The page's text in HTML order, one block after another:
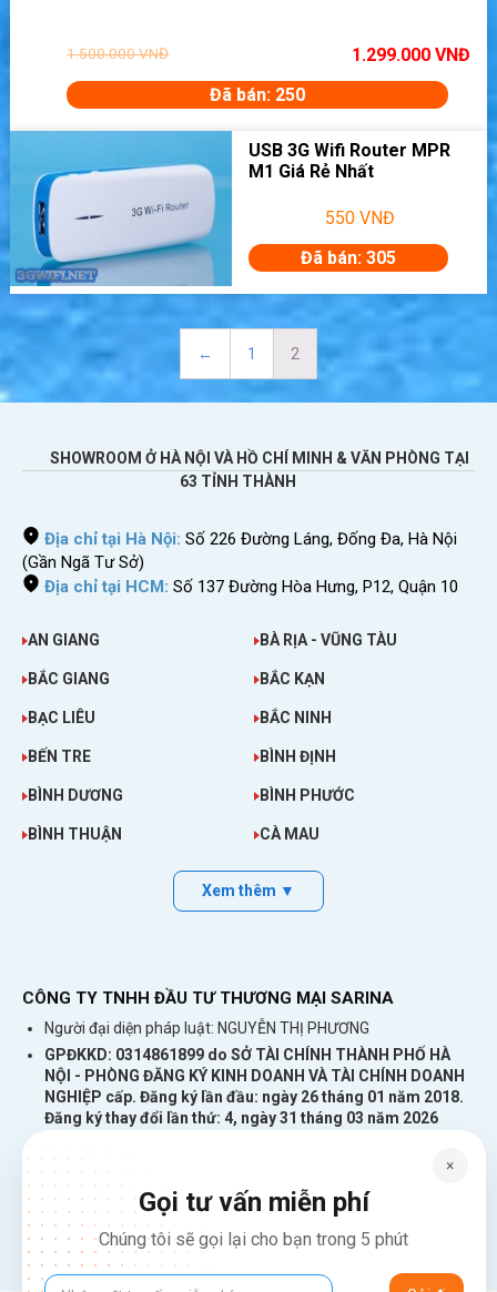
12. Bộ phát wifi từ sim 4G Alcatel HH70 tốc
độ 300 Mbps, có cổng lan
Giá ưu đãi ngay hôm nay: 1.990.000đ
Bảo hành 12 tháng lỗi 1 đổi 1
> Xem chi tiết tại: Alcatel HH70
13. Bộ phát wifi Alcatel 5GEE Wifi
Giá ưu đãi ngay hôm nay: 6.990.000đ
Bảo hành 12 tháng lỗi 1 đổi 1
> Xem chi tiết tại: Alcatel 5GEE Wifi
14. Cục phát wifi 5G HTC Hub
Giá ưu đãi ngay hôm nay:8.990.000đ
Bảo hành 12 tháng lỗi 1 đổi 1
> Xem chi tiết tại: HTC 5G Hub
1.500.000VNĐ 1.299.000 VNĐ
Đã bán: 250
USB 3G Wifi Router MPR
M1 Giá Rẻ Nhất
550 VNĐ
Đã bán: 305
← 1 2
SHOWROOM Ở HÀ NỘI VÀ HỒ CHÍ MINH & VĂN PHÒNG TẠI
63 TỈNH THÀNH
Địa chỉ tại Hà Nội: Số 226 Đường Láng, Đống Đa, Hà Nội
(Gần Ngã Tư Sở)
Địa chỉ tại HCM: Số 137 Đường Hòa Hưng, P12, Quận 10
AN GIANG BÀ RỊA - VŨNG TÀU
BẮC GIANG BẮC KẠN
BẠC LIÊU BẮC NINH
BẾN TRE BÌNH ĐỊNH
BÌNH DƯƠNG BÌNH PHƯỚC
BÌNH THUẬN CÀ MAU
Xem thêm ▼
CÔNG TY TNHH ĐẦU TƯ THƯƠNG MẠI SARINA
Người đại diện pháp luật: NGUYỄN THỊ PHƯƠNG
GPĐKKD: 0314861899 do SỞ TÀI CHÍNH THÀNH PHỐ HÀ
NỘI - PHÒNG ĐĂNG KÝ KINH DOANH VÀ TÀI CHÍNH DOANH
NGHIỆP cấp. Đăng ký lần đầu: ngày 26 tháng 01 năm 2018.
Đăng ký thay đổi lần thứ: 4, ngày 31 tháng 03 năm 2026
137 Đường Hòa Hưng, Phường 12, Quận 10, TP. Hồ Chí Minh
Hotline: 1900 2106 - 0386 001 001
Email:
Giaiphap3g@gmail.com
×
Gọi tư vấn miễn phí
Chúng tôi sẽ gọi lại cho bạn trong 5 phút